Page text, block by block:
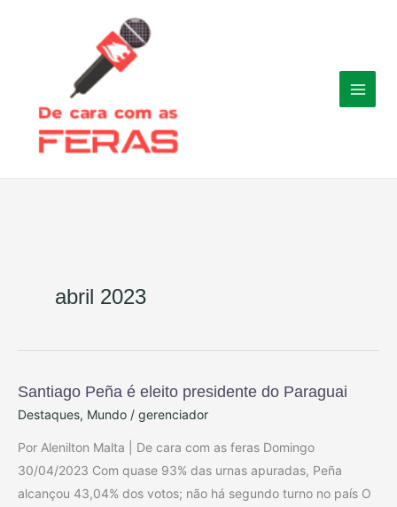
abril 2023
Santiago Peña é eleito presidente do Paraguai
Destaques, Mundo / gerenciador
Por Alenilton Malta | De cara com as feras Domingo
30/04/2023 Com quase 93% das urnas apuradas, Peña
alcançou 43,04% dos votos; não há segundo turno no país O
Santiago
Peña